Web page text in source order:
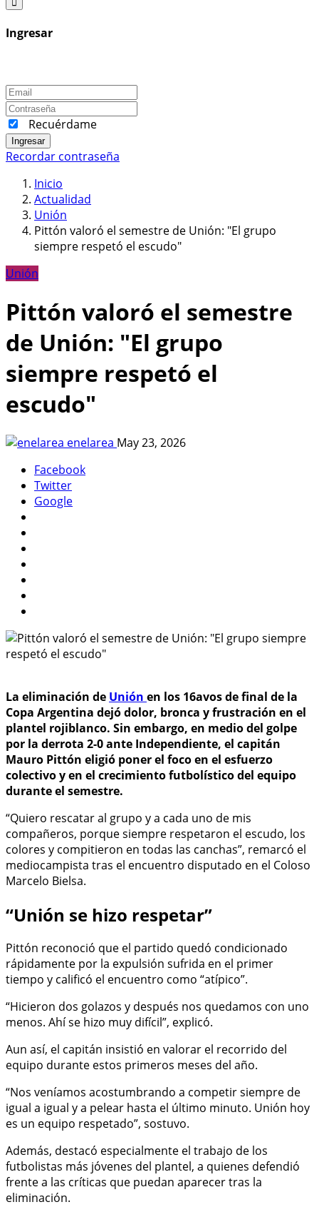
Ingresar
Recuérdame
Ingresar
Recordar contraseña
Inicio
Actualidad
Unión
Pittón valoró el semestre de Unión: "El grupo
siempre respetó el escudo"
Unión
Pittón valoró el semestre
de Unión: "El grupo
siempre respetó el
escudo"
enelarea May 23, 2026
Facebook
Twitter
Google
La eliminación de Unión en los 16avos de final de la
Copa Argentina dejó dolor, bronca y frustración en el
plantel rojiblanco. Sin embargo, en medio del golpe
por la derrota 2-0 ante Independiente, el capitán
Mauro Pittón eligió poner el foco en el esfuerzo
colectivo y en el crecimiento futbolístico del equipo
durante el semestre.
“Quiero rescatar al grupo y a cada uno de mis
compañeros, porque siempre respetaron el escudo, los
colores y compitieron en todas las canchas”, remarcó el
mediocampista tras el encuentro disputado en el Coloso
Marcelo Bielsa.
“Unión se hizo respetar”
Pittón reconoció que el partido quedó condicionado
rápidamente por la expulsión sufrida en el primer
tiempo y calificó el encuentro como “atípico”.
“Hicieron dos golazos y después nos quedamos con uno
menos. Ahí se hizo muy difícil”, explicó.
Aun así, el capitán insistió en valorar el recorrido del
equipo durante estos primeros meses del año.
“Nos veníamos acostumbrando a competir siempre de
igual a igual y a pelear hasta el último minuto. Unión hoy
es un equipo respetado”, sostuvo.
Además, destacó especialmente el trabajo de los
futbolistas más jóvenes del plantel, a quienes defendió
frente a las críticas que puedan aparecer tras la
eliminación.